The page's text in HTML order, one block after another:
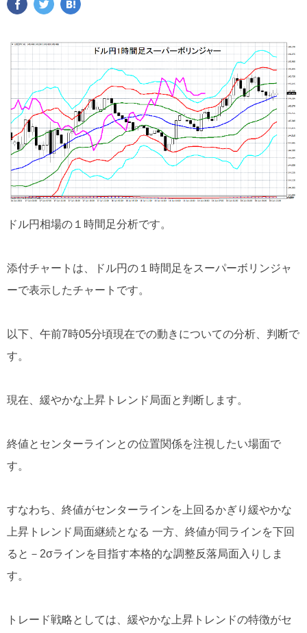
ドル円相場の１時間足分析です。
添付チャートは、ドル円の１時間足をスーパーボリンジャ
ーで表示したチャートです。
以下、午前7時05分頃現在での動きについての分析、判断で
す。
現在、緩やかな上昇トレンド局面と判断します。
終値とセンターラインとの位置関係を注視したい場面で
す。
すなわち、終値がセンターラインを上回るかぎり緩やかな
上昇トレンド局面継続となる 一方、終値が同ラインを下回
ると－2σラインを目指す本格的な調整反落局面入りしま
す。
トレード戦略としては、緩やかな上昇トレンドの特徴がセ